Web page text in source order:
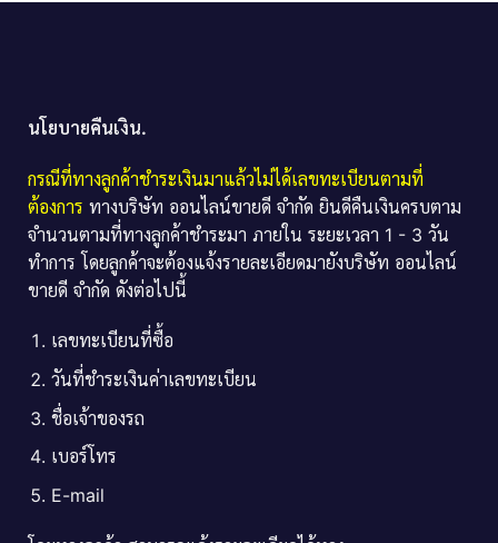
นโยบายคืนเงิน.
กรณีที่ทางลูกค้าชำระเงินมาแล้วไม่ได้เลขทะเบียนตามที่
ต้องการ ทางบริษัท ออนไลน์ขายดี จำกัด ยินดีคืนเงินครบตาม
จำนวนตามที่ทางลูกค้าชำระมา ภายใน ระยะเวลา 1 - 3 วัน
ทำการ โดยลูกค้าจะต้องแจ้งรายละเอียดมายังบริษัท ออนไลน์
ขายดี จำกัด ดังต่อไปนี้
เลขทะเบียนที่ซื้อ
วันที่ชำระเงินค่าเลขทะเบียน
ชื่อเจ้าของรถ
เบอร์โทร
E-mail